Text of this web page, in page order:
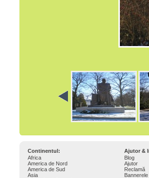
Continentul: Ajutor &
Africa
America de Nord
America de Sud
Asia
Blog
Ajutor
Reclamă